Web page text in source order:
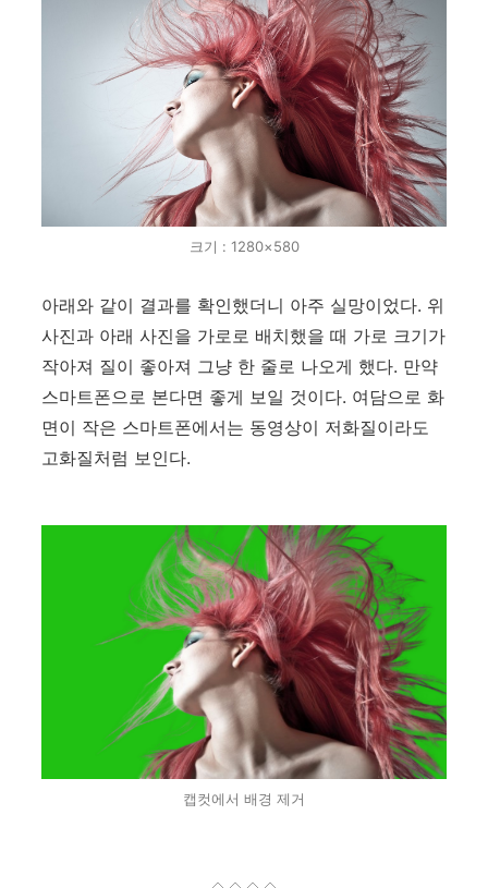
크기 : 1280×580
아래와 같이 결과를 확인했더니 아주 실망이었다. 위
사진과 아래 사진을 가로로 배치했을 때 가로 크기가
작아져 질이 좋아져 그냥 한 줄로 나오게 했다. 만약
스마트폰으로 본다면 좋게 보일 것이다. 여담으로 화
면이 작은 스마트폰에서는 동영상이 저화질이라도
고화질처럼 보인다.
캡컷에서 배경 제거